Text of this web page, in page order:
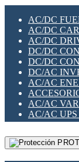
SWITCH Y
TARJETAS
UNIÓN Y
PLACAS
SWITCHES
AC/DC
AC/DC
AC/DC
DC/DC
DC/DC
DC/AC
AC/AC
AC/AC
AC/AC